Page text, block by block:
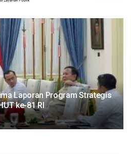
Laporan Program Strategis
ke-81 RI